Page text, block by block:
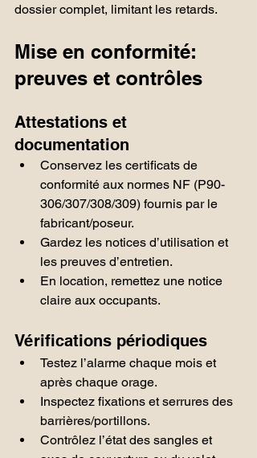
dossier complet, limitant les retards.
Mise en conformité:
preuves et contrôles
Attestations et
documentation
Conservez les certificats de
conformité aux normes NF (P90-
306/307/308/309) fournis par le
fabricant/poseur.
Gardez les notices d’utilisation et
les preuves d’entretien.
En location, remettez une notice
claire aux occupants.
Vérifications périodiques
Testez l’alarme chaque mois et
après chaque orage.
Inspectez fixations et serrures des
barrières/portillons.
Contrôlez l’état des sangles et